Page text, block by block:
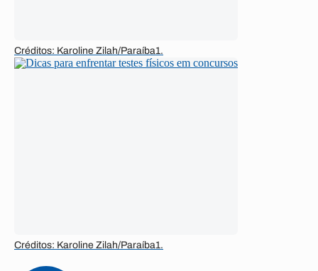
Créditos: Karoline Zilah/Paraíba1.
Créditos: Karoline Zilah/Paraíba1.